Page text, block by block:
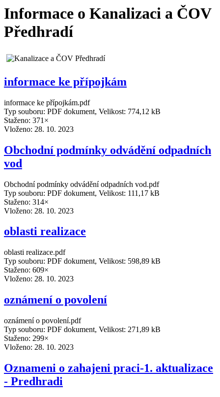
Informace o Kanalizaci a ČOV
Předhradí
informace ke přípojkám
informace ke přípojkám.pdf
Typ souboru: PDF dokument, Velikost: 774,12 kB
Staženo: 371×
Vloženo: 28. 10. 2023
Obchodní podmínky odvádění odpadních
vod
Obchodní podmínky odvádění odpadních vod.pdf
Typ souboru: PDF dokument, Velikost: 111,17 kB
Staženo: 314×
Vloženo: 28. 10. 2023
oblasti realizace
oblasti realizace.pdf
Typ souboru: PDF dokument, Velikost: 598,89 kB
Staženo: 609×
Vloženo: 28. 10. 2023
oznámení o povolení
oznámení o povolení.pdf
Typ souboru: PDF dokument, Velikost: 271,89 kB
Staženo: 299×
Vloženo: 28. 10. 2023
Oznameni o zahajeni praci-1. aktualizace
- Predhradi